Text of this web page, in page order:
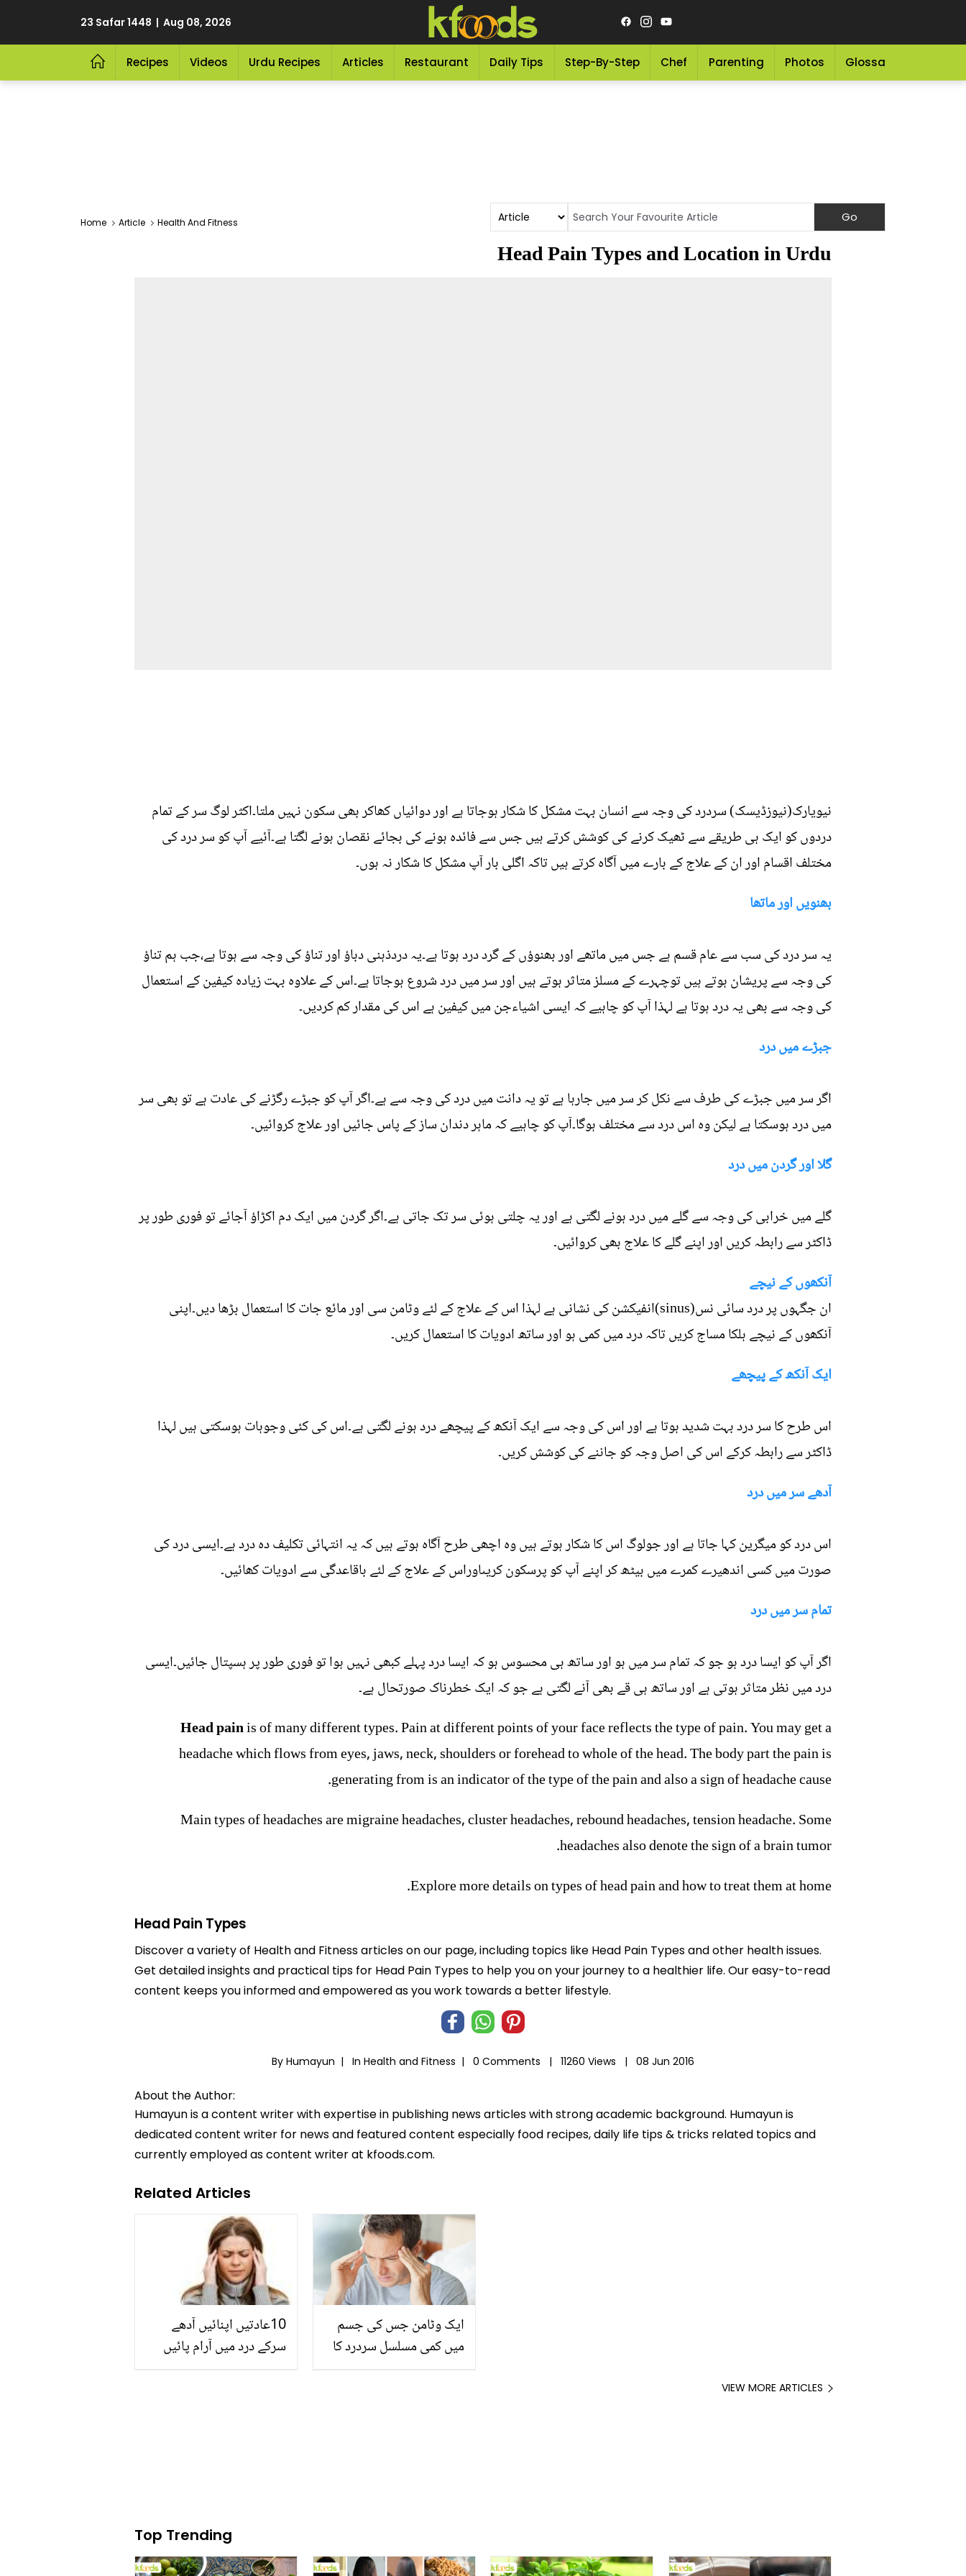
23 Safar 1448 | Aug 08, 2026
Recipes Videos Urdu Recipes Articles Restaurant Daily Tips Step-By-Step Chef Parenting Photos Glossary
Home Article Health And Fitness
Head Pain Types and Location in Urdu
نیویارک(نیوزڈیسک) سردرد کی وجہ سے انسان بہت مشکل کا شکار ہوجاتا ہے اور دوائیاں کھاکر بھی سکون نہیں ملتا۔اکثر لوگ سر کے تمام
دردوں کو ایک ہی طریقے سے ٹھیک کرنے کی کوشش کرتے ہیں جس سے فائدہ ہونے کی بجائے نقصان ہونے لگتا ہے۔آئیے آپ کو سر درد کی
مختلف اقسام اور ان کے علاج کے بارے میں آگاہ کرتے ہیں تاکہ اگلی بار آپ مشکل کا شکار نہ ہوں۔
بھنویں اور ماتھا
یہ سر درد کی سب سے عام قسم ہے جس میں ماتھے اور بھنوﺅں کے گرد درد ہوتا ہے۔یہ دردذہنی دباﺅ اور تناﺅ کی وجہ سے ہوتا ہے،جب ہم تناﺅ
کی وجہ سے پریشان ہوتے ہیں توچہرے کے مسلز متاثر ہوتے ہیں اور سر میں درد شروع ہوجاتا ہے۔اس کے علاوہ بہت زیادہ کیفین کے استعمال
کی وجہ سے بھی یہ درد ہوتا ہے لہذا آپ کو چاہیے کہ ایسی اشیاءجن میں کیفین ہے اس کی مقدار کم کردیں۔
جبڑے میں درد
اگر سر میں جبڑے کی طرف سے نکل کر سر میں جارہا ہے تو یہ دانت میں درد کی وجہ سے ہے۔اگر آپ کو جبڑے رگڑنے کی عادت ہے تو بھی سر
میں درد ہوسکتا ہے لیکن وہ اس درد سے مختلف ہوگا۔آپ کو چاہیے کہ ماہر دندان ساز کے پاس جائیں اور علاج کروائیں۔
گلا اور گردن میں درد
گلے میں خرابی کی وجہ سے گلے میں درد ہونے لگتی ہے اور یہ چلتی ہوئی سر تک جاتی ہے۔اگر گردن میں ایک دم اکڑاﺅ آجائے تو فوری طور پر
ڈاکٹر سے رابطہ کریں اور اپنے گلے کا علاج بھی کروائیں۔
آنکھوں کے نیچے
ان جگہوں پر درد سائی نس(sinus)انفیکشن کی نشانی ہے لہذا اس کے علاج کے لئے وٹامن سی اور مائع جات کا استعمال بڑھا دیں۔اپنی
آنکھوں کے نیچے ہلکا مساج کریں تاکہ درد میں کمی ہو اور ساتھ ادویات کا استعمال کریں۔
ایک آنکھ کے پیچھے
اس طرح کا سر درد بہت شدید ہوتا ہے اور اس کی وجہ سے ایک آنکھ کے پیچھے درد ہونے لگتی ہے۔اس کی کئی وجوہات ہوسکتی ہیں لہذا
ڈاکٹر سے رابطہ کرکے اس کی اصل وجہ کو جاننے کی کوشش کریں۔
آدھے سر میں درد
اس درد کو میگرین کہا جاتا ہے اور جولوگ اس کا شکار ہوتے ہیں وہ اچھی طرح آگاہ ہوتے ہیں کہ یہ انتہائی تکلیف دہ درد ہے۔ایسی درد کی
صورت میں کسی اندھیرے کمرے میں بیٹھ کر اپنے آپ کو پرسکون کریںاوراس کے علاج کے لئے باقاعدگی سے ادویات کھائیں۔
تمام سر میں درد
اگر آپ کو ایسا درد ہو جو کہ تمام سر میں ہو اور ساتھ ہی محسوس ہو کہ ایسا درد پہلے کبھی نہیں ہوا تو فوری طور پر ہسپتال جائیں۔ایسی
درد میں نظر متاثر ہوتی ہے اور ساتھ ہی قے بھی آنے لگتی ہے جو کہ ایک خطرناک صورتحال ہے۔
Head painis of many different types. Pain at different points of your face reflects the type of pain. You may get a
headache which flows from eyes, jaws, neck, shoulders or forehead to whole of the head. The body part the pain is
generating from is an indicator of the type of the pain and also a sign of headache cause.
Main types of headaches are migraine headaches, cluster headaches, rebound headaches, tension headache. Some
headaches also denote the sign of a brain tumor.
Explore more details on types of head pain and how to treat them at home.
Head Pain Types
Discover a variety of Health and Fitness articles on our page, including topics like Head Pain Types and other health issues.
Get detailed insights and practical tips for Head Pain Types to help you on your journey to a healthier life. Our easy-to-read
content keeps you informed and empowered as you work towards a better lifestyle.
By Humayun | In Health and Fitness | 0 Comments | 11260 Views | 08 Jun 2016
About the Author:
Humayun is a content writer with expertise in publishing news articles with strong academic background. Humayun is
dedicated content writer for news and featured content especially food recipes, daily life tips & tricks related topics and
currently employed as content writer at kfoods.com.
Related Articles
10عادتیں اپنائیں آدھے
سرکے درد میں آرام پائیں
ایک وٹامن جس کی جسم
میں کمی مسلسل سردرد کا
VIEW MORE ARTICLES
Top Trending